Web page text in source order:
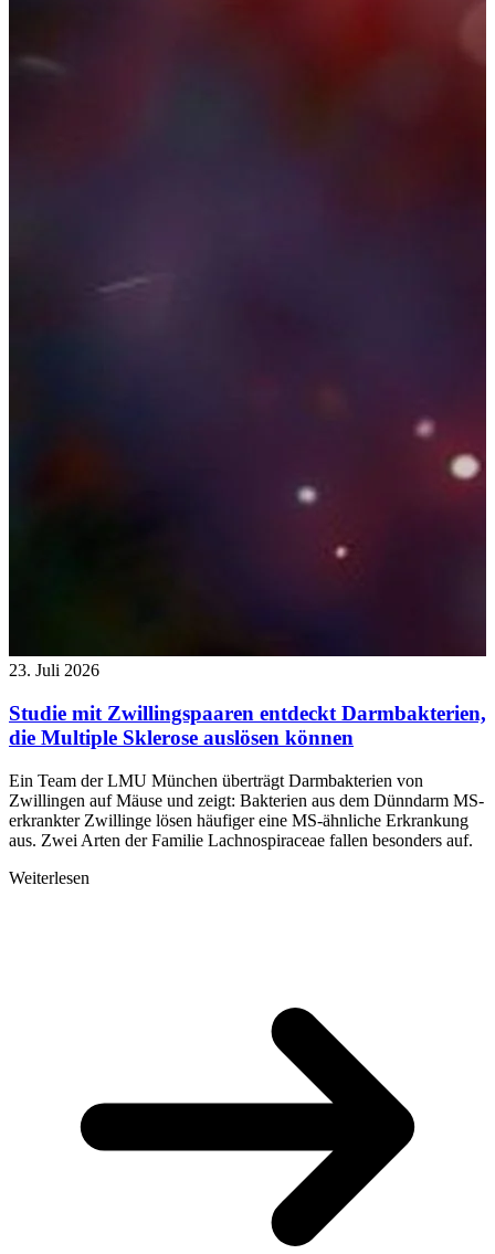
23. Juli 2026
Studie mit Zwillingspaaren entdeckt Darmbakterien,
die Multiple Sklerose auslösen können
Ein Team der LMU München überträgt Darmbakterien von
Zwillingen auf Mäuse und zeigt: Bakterien aus dem Dünndarm MS-
erkrankter Zwillinge lösen häufiger eine MS-ähnliche Erkrankung
aus. Zwei Arten der Familie Lachnospiraceae fallen besonders auf.
Weiterlesen